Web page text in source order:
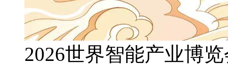
‍‍‍‌‍‍‌2026世界智能产业博